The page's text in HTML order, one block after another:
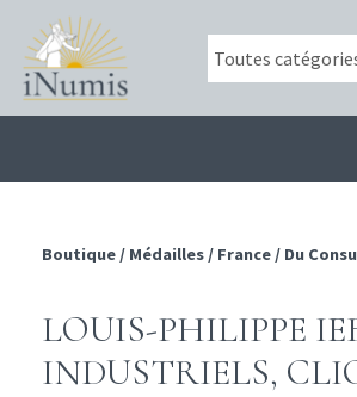
Boutique / Médailles / France / Du
LOUIS-PHILIPPE
INDUSTRIELS,